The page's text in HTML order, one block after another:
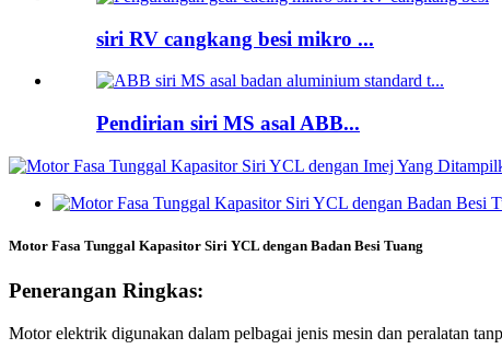
siri RV cangkang besi mikro ...
Pendirian siri MS asal ABB...
Motor Fasa Tunggal Kapasitor Siri YCL dengan Badan Besi Tuang
Penerangan Ringkas:
Motor elektrik digunakan dalam pelbagai jenis mesin dan peralatan